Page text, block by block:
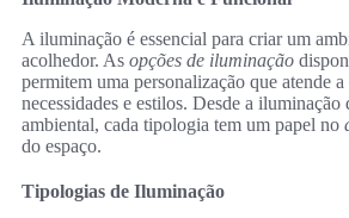
A iluminação é essencial para criar um
acolhedor. As opções de iluminação
permitem uma personalização que atende
necessidades e estilos. Desde a
ambiental, cada tipologia tem um papel no
do espaço.
Tipologias de Iluminação